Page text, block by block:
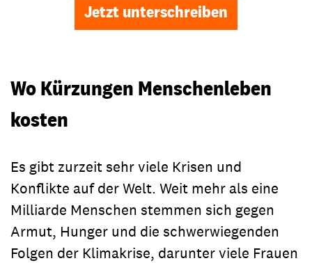
Jetzt unterschreiben
Wo Kürzungen Menschenleben
kosten
Es gibt zurzeit sehr viele Krisen und
Konflikte auf der Welt. Weit mehr als eine
Milliarde Menschen stemmen sich gegen
Armut, Hunger und die schwerwiegenden
Folgen der Klimakrise, darunter viele Frauen